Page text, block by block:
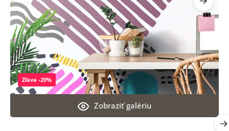
Zobraziť galériu
Zľava -20%